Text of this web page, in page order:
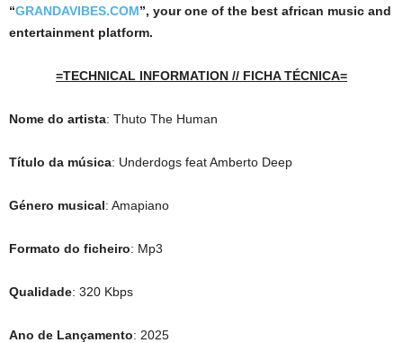
“GRANDAVIBES.COM”, your one of the best african music and
entertainment platform.
=TECHNICAL INFORMATION // FICHA TÉCNICA=
Nome do artista: Thuto The Human
Título da música: Underdogs feat Amberto Deep
Género musical: Amapiano
Formato do ficheiro: Mp3
Qualidade: 320 Kbps
Ano de Lançamento: 2025